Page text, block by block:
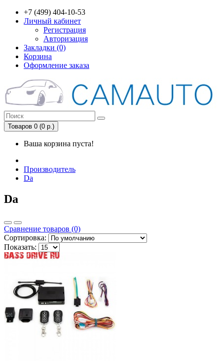
+7 (499) 404-10-53
Личный кабинет
Регистрация
Авторизация
Закладки (0)
Корзина
Оформление заказа
Товаров 0 (0 р.)
Ваша корзина пуста!
Производитель
Da
Da
Сравнение товаров (0)
Сортировка:
Показать: